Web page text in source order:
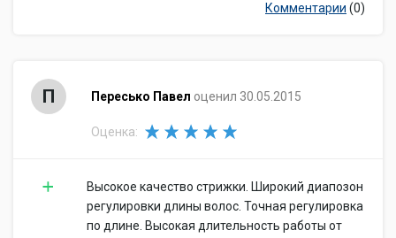
Комментарии (0)
П Пересько Павел оценил 30.05.2015
Оценка:
Высокое качество стрижки. Широкий диапозон
регулировки длины волос. Точная регулировка
по длине. Высокая длительность работы от